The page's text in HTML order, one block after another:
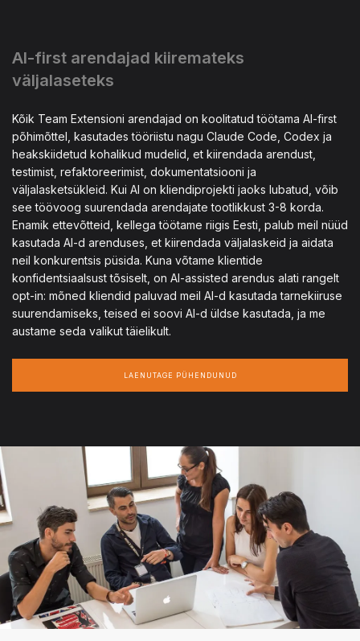
AI-first arendajad kiiremateks
väljalaseteks
Kõik Team Extensioni arendajad on koolitatud töötama AI-first
põhimõttel, kasutades tööriistu nagu Claude Code, Codex ja
heakskiidetud kohalikud mudelid, et kiirendada arendust,
testimist, refaktoreerimist, dokumentatsiooni ja
väljalasketsükleid. Kui AI on kliendiprojekti jaoks lubatud, võib
see töövoog suurendada arendajate tootlikkust 3-8 korda.
Enamik ettevõtteid, kellega töötame riigis Eesti, palub meil nüüd
kasutada AI-d arenduses, et kiirendada väljalaskeid ja aidata
neil konkurentsis püsida. Kuna võtame klientide
konfidentsiaalsust tõsiselt, on AI-assisted arendus alati rangelt
opt-in: mõned kliendid paluvad meil AI-d kasutada tarnekiiruse
suurendamiseks, teised ei soovi AI-d üldse kasutada, ja me
austame seda valikut täielikult.
LAENUTAGE PÜHENDUNUD